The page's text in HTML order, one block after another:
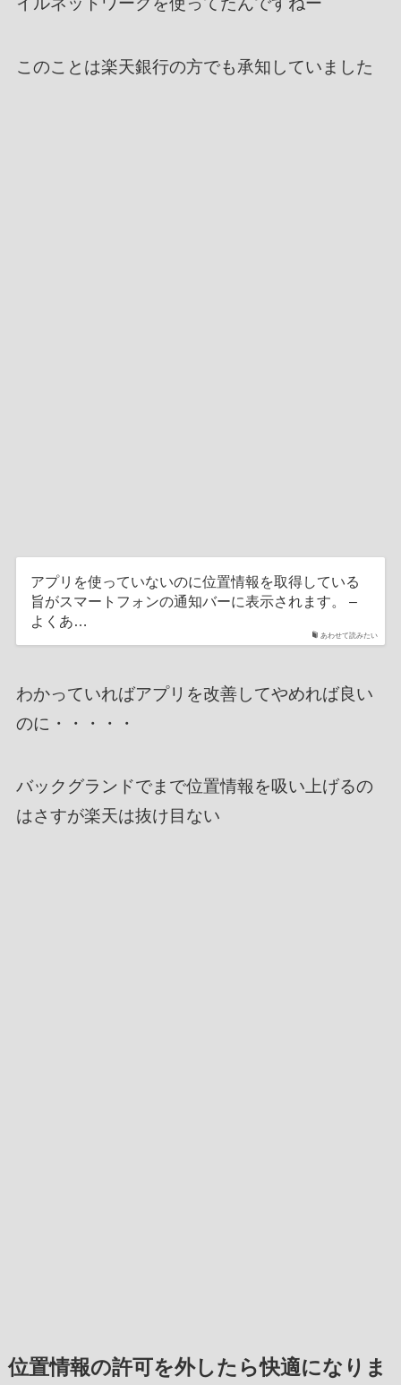
このことは楽天銀行の方でも承知していました
あわせて読みたい
アプリを使っていないのに位置情報を取得している
旨がスマートフォンの通知バーに表示されます。 –
よくあ…
わかっていればアプリを改善してやめれば良い
のに・・・・・
バックグランドでまで位置情報を吸い上げるの
はさすが楽天は抜け目ない
位置情報の許可を外したら快適になりま